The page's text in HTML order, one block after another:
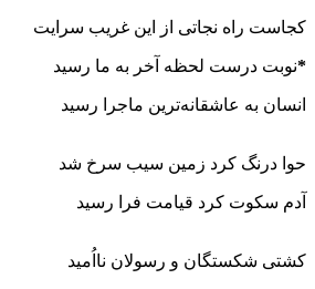
کجاست راه نجاتی از این غریب سرایت
*نوبت درست لحظه آخر به ما رسید
انسان به عاشقانه‌ترین ماجرا رسید
حوا درنگ کرد زمین سیب سرخ شد
آدم سکوت کرد قیامت فرا رسید
کشتی شکستگان و رسولان نااُمید